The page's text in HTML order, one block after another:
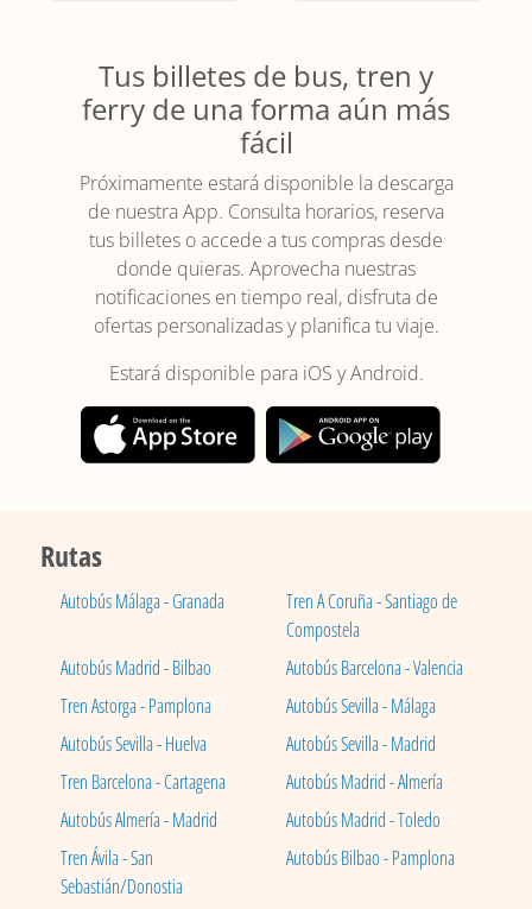
Tus billetes de bus, tren y
ferry de una forma aún más
fácil
Próximamente estará disponible la descarga
de nuestra App. Consulta horarios, reserva
tus billetes o accede a tus compras desde
donde quieras. Aprovecha nuestras
notificaciones en tiempo real, disfruta de
ofertas personalizadas y planifica tu viaje.
Estará disponible para iOS y Android.
Rutas
Autobús Málaga - Granada
Tren A Coruña - Santiago de
Compostela
Autobús Madrid - Bilbao
Autobús Barcelona - Valencia
Tren Astorga - Pamplona
Autobús Sevilla - Málaga
Autobús Sevilla - Huelva
Autobús Sevilla - Madrid
Tren Barcelona - Cartagena
Autobús Madrid - Almería
Autobús Almería - Madrid
Autobús Madrid - Toledo
Tren Ávila - San
Sebastián/Donostia
Autobús Bilbao - Pamplona